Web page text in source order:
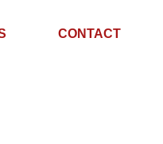
CONTACT